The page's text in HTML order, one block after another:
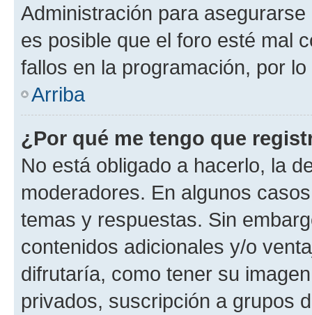
Administración para
es posible que el foro esté mal
fallos en la programación, por
Arriba
¿Por qué me tengo que
No está obligado a hacerlo, la
moderadores. En algunos
temas y respuestas. Sin
contenidos adicionales y/o
difrutaría, como tener su
privados, suscripción a grupos